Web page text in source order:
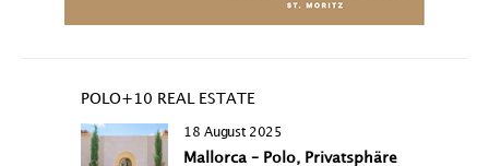
POLO+10 REAL ESTATE
18 August 2025
Mallorca – Polo, Privatsphäre